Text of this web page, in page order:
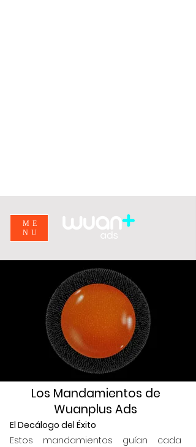
ME
NU
Los Mandamientos de
Wuanplus Ads
El Decálogo del Éxito
Estos mandamientos guían cada